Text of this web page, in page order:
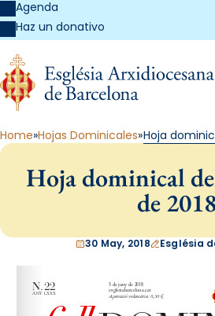
Agenda
Haz un donativo
Home Hojas Dominicales Hoja
Hoja dominical
de
30 May, 2018 Església